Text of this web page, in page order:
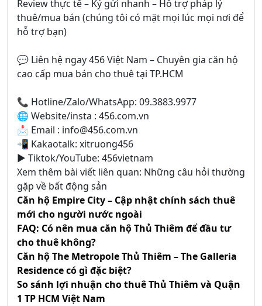
Review thực tế – Ký gửi nhanh – Hỗ trợ pháp lý
thuê/mua bán (chúng tôi có mặt mọi lúc mọi nơi để
hỗ trợ bạn)
💬 Liên hệ ngay 456 Việt Nam – Chuyên gia căn hộ
cao cấp mua bán cho thuê tại TP.HCM
📞 Hotline/Zalo/WhatsApp: 09.3883.9977
🌐 Website/insta : 456.com.vn
📩 Email : info@456.com.vn
📲 Kakaotalk: xitruong456
▶️ Tiktok/YouTube: 456vietnam
Xem thêm bài viết liên quan: Những câu hỏi thường
gặp về bất động sản
Căn hộ Empire City – Cập nhật chính sách thuê
mới cho người nước ngoài
FAQ: Có nên mua căn hộ Thủ Thiêm để đầu tư
cho thuê không?
Căn hộ The Metropole Thủ Thiêm – The Galleria
Residence có gì đặc biệt?
So sánh lợi nhuận cho thuê Thủ Thiêm và Quận
1 TP HCM Việt Nam